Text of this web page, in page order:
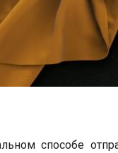
способе